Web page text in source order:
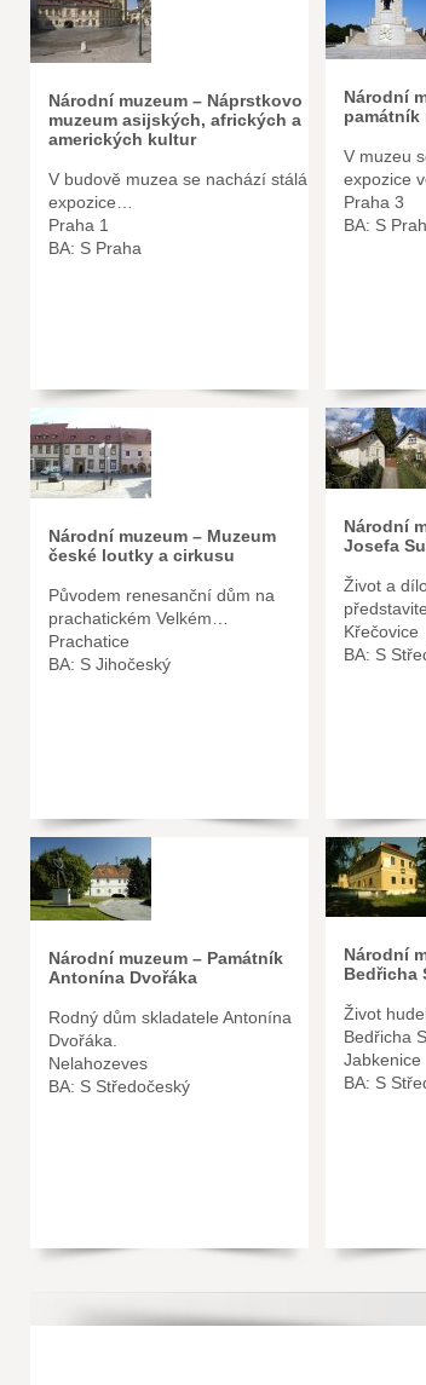
Národní muzeum – Náprstkovo
muzeum asijských, afrických a
amerických kultur
V budově muzea se nachází stálá
expozice…
Praha 1
BA: S Praha
Národní
památník
V muzeu
expozice
Praha 3
BA: S
Národní muzeum – Muzeum
české loutky a cirkusu
Původem renesanční dům na
prachatickém Velkém…
Prachatice
BA: S Jihočeský
Národní
Josefa
Život a
Křečovice
BA: S
Národní muzeum – Památník
Antonína Dvořáka
Rodný dům skladatele Antonína
Dvořáka.
Nelahozeves
BA: S Středočeský
Národní
Bedřicha
Život
Bedřicha
Jabkenice
BA: S